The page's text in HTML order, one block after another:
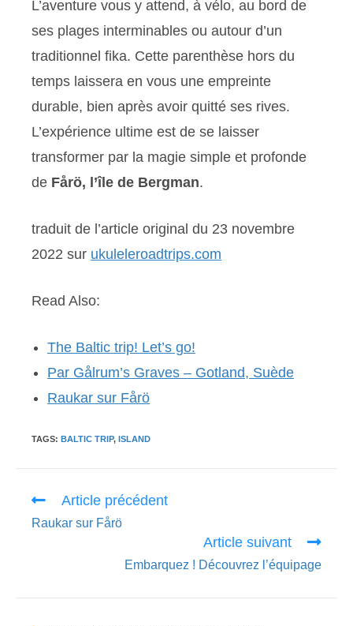
L’aventure vous y attend, à vélo, au bord de
ses plages interminables ou autour d’un
traditionnel fika. Cette parenthèse hors du
temps laissera en vous une empreinte
durable, bien après avoir quitté ses rives.
L’expérience ultime est de se laisser
transformer par la magie simple et profonde
de Fårö, l’île de Bergman.
traduit de l’article original du 23 novembre
2022 sur ukuleleroadtrips.com
Read Also:
The Baltic trip! Let’s go!
Par Gålrum’s Graves – Gotland, Suède
Raukar sur Fårö
TAGS: BALTIC TRIP, ISLAND
Read
articles
Article précédent
Raukar sur Fårö
Article suivant
Embarquez ! Découvrez l’équipage